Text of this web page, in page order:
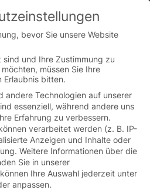
Austrian German website.
version.bevor Sie unsere Website
sind und Ihre Zustimmung zu
müssen Sie Ihre
Erlaubnis bitten.
andere Technologien auf unserer
essenziell, während andere uns
Erfahrung zu verbessern.
verarbeitet werden (z. B. IP-
Anzeigen und Inhalte oder
Weitere Informationen über die
Sie in unserer
Ihre Auswahl jederzeit unter
anpassen.